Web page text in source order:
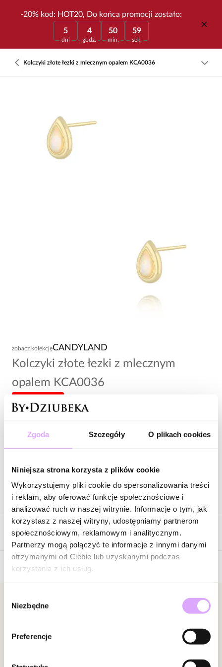
Zgoda Szczegóły O plikach cookies
Niniejsza strona korzysta z plików cookie
Wykorzystujemy pliki cookie do spersonalizowania treści
i reklam, aby oferować funkcje społecznościowe i
analizować ruch w naszej witrynie. Informacje o tym, jak
korzystasz z naszej witryny, udostępniamy partnerom
społecznościowym, reklamowym i analitycznym.
Partnerzy mogą połączyć te informacje z innymi danymi
otrzymanymi od Ciebie lub uzyskanymi podczas
korzystania z ich usług.
zgody
Niezbędne
Preferencje
-20% kod: HOT20, Do końca promocji zostało:
5
dni
4
godz.
50
min.
59
sek.
Kolczyki złote łezki z mlecznym opalem KCA0036
zobacz kolekcjęCANDYLAND
Kolczyki złote łezki z mlecznym
opalem KCA0036
49,00 zł
Wysyłka do 2 dni roboczych
Opis produktu
Surowiec: srebro próba 925.
Kolor surowca: złoty.
Kamień: opal.
Wielkość kolczyków: 0,56 cm x 0,82 cm.
Waga poniżej 5 g.
Opinie
Bądź pierwszą osobą, która podzieli się opinią o tym
Powiadomienie
Newsletter